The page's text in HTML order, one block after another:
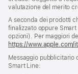
valutazione del merito
A seconda dei prodotti
finalizzato oppure
opzioni). Per maggiori
https://www.apple.com/
Messaggio pubblicitario
Smart Line: